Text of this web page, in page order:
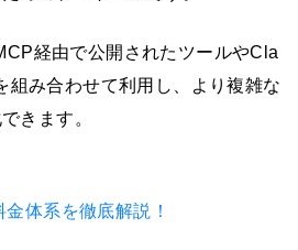
経由で公開されたツールやCla
組み合わせて利用し、より複雑な
きます。
体系を徹底解説！